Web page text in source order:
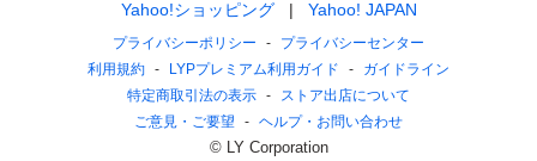
Yahoo!ショッピング
Yahoo! JAPAN
プライバシーポリシー
プライバシーセンター
利用規約
LYPプレミアム利用ガイド
ガイドライン
特定商取引法の表示
ストア出店について
ご意見・ご要望
ヘルプ・お問い合わせ
© LY Corporation